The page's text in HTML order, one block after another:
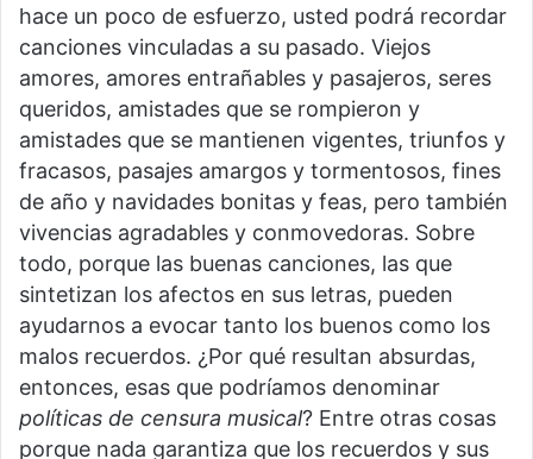
hace un poco de esfuerzo, usted podrá recordar
canciones vinculadas a su pasado. Viejos
amores, amores entrañables y pasajeros, seres
queridos, amistades que se rompieron y
amistades que se mantienen vigentes, triunfos y
fracasos, pasajes amargos y tormentosos, fines
de año y navidades bonitas y feas, pero también
vivencias agradables y conmovedoras. Sobre
todo, porque las buenas canciones, las que
sintetizan los afectos en sus letras, pueden
ayudarnos a evocar tanto los buenos como los
malos recuerdos. ¿Por qué resultan absurdas,
entonces, esas que podríamos denominar
políticas de censura musical? Entre otras cosas
porque nada garantiza que los recuerdos y sus